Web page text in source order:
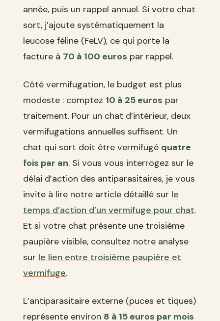
année, puis un rappel annuel. Si votre chat
sort, j’ajoute systématiquement la
leucose féline (FeLV), ce qui porte la
facture à 70 à 100 euros par rappel.
Côté vermifugation, le budget est plus
modeste : comptez 10 à 25 euros par
traitement. Pour un chat d’intérieur, deux
vermifugations annuelles suffisent. Un
chat qui sort doit être vermifugé quatre
fois par an. Si vous vous interrogez sur le
délai d’action des antiparasitaires, je vous
invite à lire notre article détaillé sur le
temps d’action d’un vermifuge pour chat.
Et si votre chat présente une troisième
paupière visible, consultez notre analyse
sur le lien entre troisième paupière et
vermifuge.
L’antiparasitaire externe (puces et tiques)
représente environ 8 à 15 euros par mois